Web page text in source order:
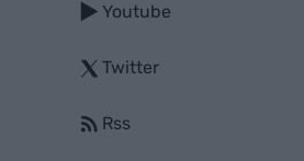
Youtube
Twitter
Rss